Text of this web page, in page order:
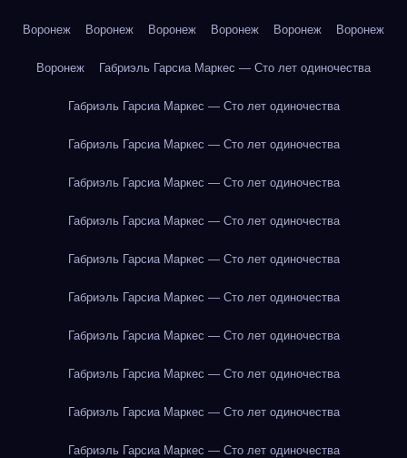
Воронеж Воронеж Воронеж Воронеж Воронеж Воронеж
Воронеж Габриэль Гарсиа Маркес — Сто лет одиночества
Габриэль Гарсиа Маркес — Сто лет одиночества
Габриэль Гарсиа Маркес — Сто лет одиночества
Габриэль Гарсиа Маркес — Сто лет одиночества
Габриэль Гарсиа Маркес — Сто лет одиночества
Габриэль Гарсиа Маркес — Сто лет одиночества
Габриэль Гарсиа Маркес — Сто лет одиночества
Габриэль Гарсиа Маркес — Сто лет одиночества
Габриэль Гарсиа Маркес — Сто лет одиночества
Габриэль Гарсиа Маркес — Сто лет одиночества
Габриэль Гарсиа Маркес — Сто лет одиночества